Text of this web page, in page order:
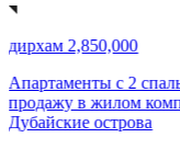
дирхам 2,850,000
Апартаменты с 2
продажу в жилом
Дубайские острова